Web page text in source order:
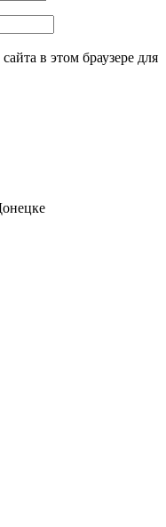
в этом браузере для